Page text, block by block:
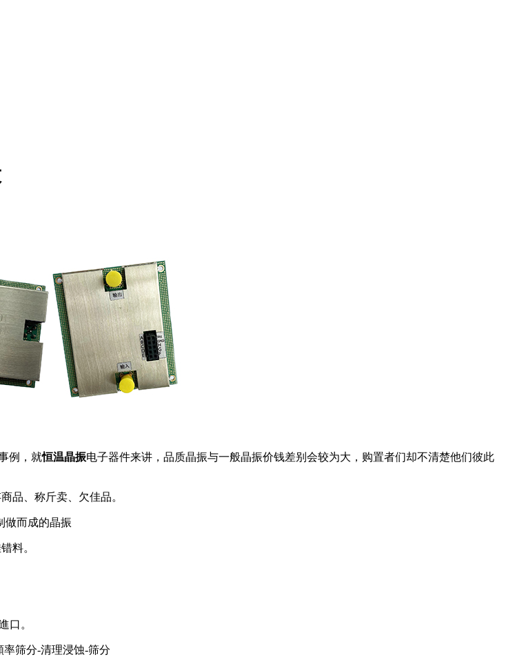
例，就恒温晶振电子器件来讲，品质晶振与一般晶振价钱差别会较为大，购置者们却不清楚他们彼此
品、称斤卖、欠佳品。
做而成的晶振
料。
口。
筛分-清理浸蚀-筛分